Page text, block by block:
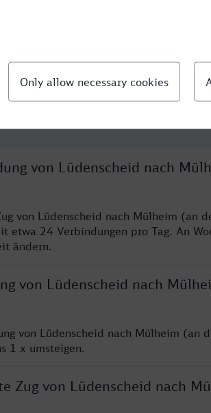
von Lüdenscheid nach
von Lüdenscheid nach Mülheim (an
etwa 24 Verbindungen pro Tag. An
ändern.
von Lüdenscheid nach
von Lüdenscheid nach Mülheim (an
1 x umsteigen.
Zug von Lüdenscheid nach